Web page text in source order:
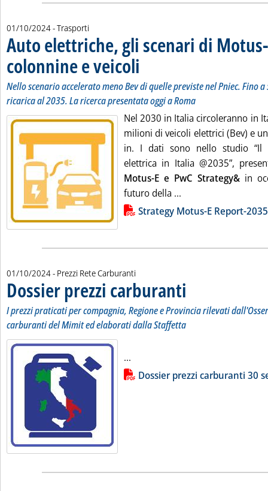
01/10/2024- Trasporti
Auto elettriche, gli scenari di
colonnine e veicoli
Nello scenario accelerato meno Bev di quelle previste nel Pniec. Fino
ricarica al 2035. La ricerca presentata oggi a Roma
Nel 2030 in Italia circoleranno in
milioni di veicoli elettrici (Bev) e
in. I dati sono nello studio “Il
elettrica in Italia @2035”,
Motus-E e PwC Strategy& in
futuro della ...
Lista allegati PDF alla notiziaStrategy Motus-E Report-2035
01/10/2024- Prezzi Rete Carburanti
Dossier prezzi carburanti
I prezzi praticati per compagnia, Regione e Provincia rilevati
carburanti del Mimit ed elaborati dalla Staffetta
...
Lista allegati PDF alla notiziaDossier prezzi carburanti 30